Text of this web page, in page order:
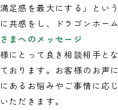
足感を最大にする」という
共感をし、ドラゴンホーム
まへのメッセージ
にとって良き相談相手と
おります。お客様のお声
あるお悩みやご事情に応
ただきます。